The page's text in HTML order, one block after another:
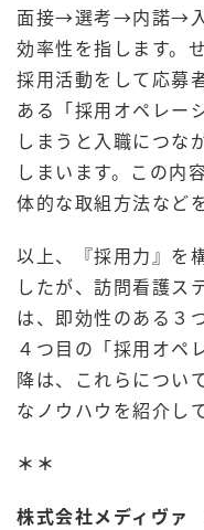
面接→選考→内諾→入
効率性を指します。
採用活動をして応募
ある「採用オペレー
しまうと入職につな
しまいます。この内
体的な取組方法など
以上、『採用力』を
したが、訪問看護ス
は、即効性のある３
４つ目の「採用オペ
降は、これらについ
なノウハウを紹介し
＊＊
株式会社メディヴァ